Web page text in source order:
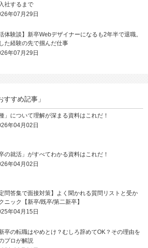
社するまで
年07月29日
活体験談】新卒Webデザイナーになるも2年半で退職。
た経験の先で掴んだ仕事
年07月29日
すめ記事」
種」について理解が深まる資料はこれだ！
年04月02日
卒の就活」がすべてわかる資料はこれだ！
年04月02日
定問答集で面接対策】よく聞かれる質問リストと受か
ニック【新卒/既卒/第二新卒】
年04月15日
卒の転職はやめとけ？むしろ辞めてOK？その理由を
プロが解説